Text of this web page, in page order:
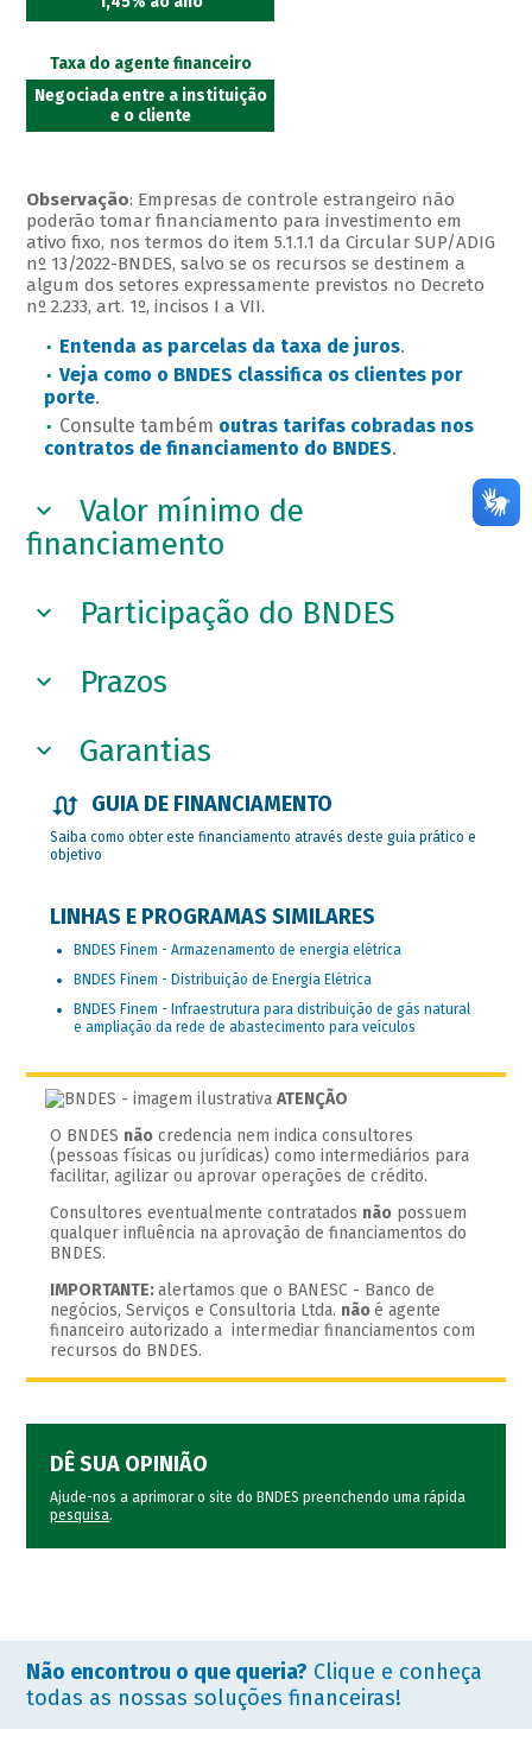
Taxa do agente financeiro
Negociada entre a instituição
e o cliente
Observação: Empresas de controle estrangeiro não
poderão tomar financiamento para investimento em
ativo fixo, nos termos do item 5.1.1.1 da Circular SUP/ADIG
nº 13/2022-BNDES, salvo se os recursos se destinem a
algum dos setores expressamente previstos no Decreto
nº 2.233, art. 1º, incisos I a VII.
Entenda as parcelas da taxa de juros.
Veja como o BNDES classifica os clientes por
porte.
Consulte também outras tarifas cobradas nos
contratos de financiamento do BNDES.
Valor mínimo de
financiamento
Participação do BNDES
Prazos
Garantias
GUIA DE FINANCIAMENTO
Saiba como obter este financiamento através deste guia prático e
objetivo
LINHAS E PROGRAMAS SIMILARES
BNDES Finem - Armazenamento de energia elétrica
BNDES Finem - Distribuição de Energia Elétrica
BNDES Finem - Infraestrutura para distribuição de gás natural
e ampliação da rede de abastecimento para veículos
ATENÇÃO
O BNDES não credencia nem indica consultores
(pessoas físicas ou jurídicas) como intermediários para
facilitar, agilizar ou aprovar operações de crédito.
Consultores eventualmente contratados não possuem
qualquer influência na aprovação de financiamentos do
BNDES.
IMPORTANTE:alertamos que o BANESC - Banco de
negócios, Serviços e Consultoria Ltda. nãoé agente
financeiro autorizado a intermediar financiamentos com
recursos do BNDES.
DÊ SUA OPINIÃO
Ajude-nos a aprimorar o site do BNDES preenchendo uma rápida
pesquisa.
Não encontrou o que queria? Clique e conheça
todas as nossas soluções financeiras!